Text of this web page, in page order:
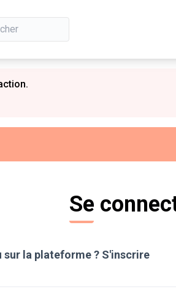
Se
sur la plateforme ? S'inscrire